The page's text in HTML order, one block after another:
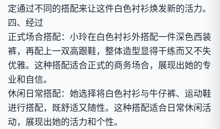
定通过不同的搭配来让这件白色衬衫焕发新的活力。
四、经过
正式场合搭配：小玲在白色衬衫外搭配一件深色西装
裤，再配上一双高跟鞋，整体造型显得干练而又不失
优雅。这种搭配适合正式的商务场合，展现出她的专
业和自信。
休闲日常搭配：她选择将白色衬衫与牛仔裤、运动鞋
进行搭配，既舒适又随性。这种搭配适合日常休闲活
动，展现出她的活力和个性。